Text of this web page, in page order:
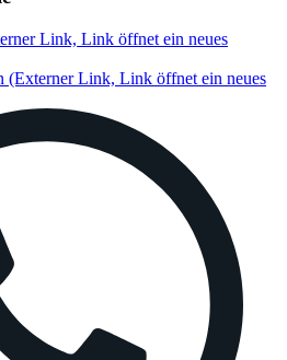
Link, Link öffnet ein neues
(Externer Link, Link öffnet ein neues